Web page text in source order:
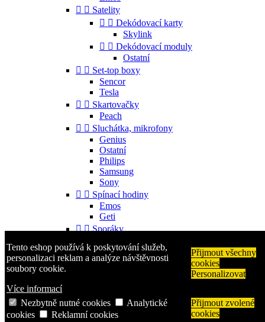
Tento eshop používá k poskytování služeb,
personalizaci reklam a analýze návštěvnosti
soubory cookie.
Více informací
Přijmout všechny
cookies
Personalizovat
Nezbytně nutné cookies
Analytické
cookies
Reklamní cookies
Přijmout zvolené
cookies
  Satelity
  Dekódovací karty
Skylink
  Dekódovací moduly
Ostatní
  Set-top boxy
Sencor
Tesla
  Skartovačky
Peach
  Sluchátka, mikrofony
Genius
Ostatní
Philips
Samsung
Sony
  Spínací hodiny
Emos
Geti
  Sporáky
  Příslušenství
Gorenje
Aligator
Nokia
Samsung